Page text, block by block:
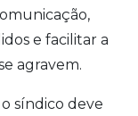
e facilitar a
agravem.
síndico deve